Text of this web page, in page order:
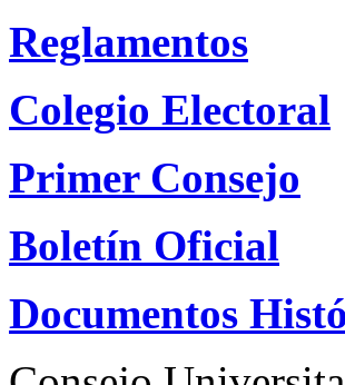
Reglamentos
Colegio Electoral
Primer Consejo
Boletín Oficial
Documentos